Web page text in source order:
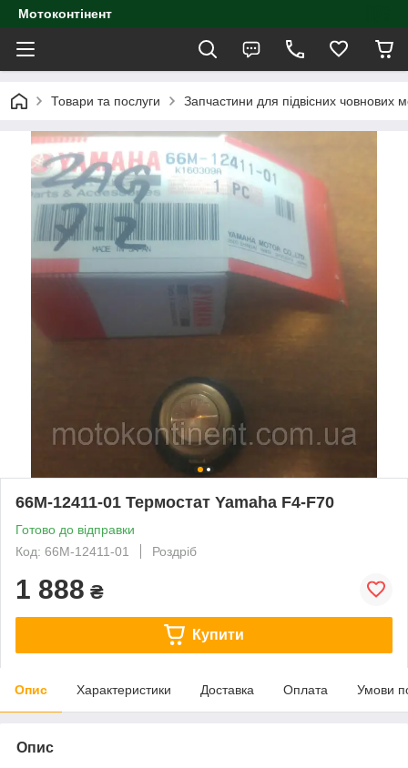
Мотоконтінент
Товари та послуги Запчастини для підвісних човнових
66M-12411-01 Термостат Yamaha F4-F70
Готово до відправки
Код: 66M-12411-01
Роздріб
1 888 ₴
Купити
Опис Характеристики Доставка Оплата Умови
Опис